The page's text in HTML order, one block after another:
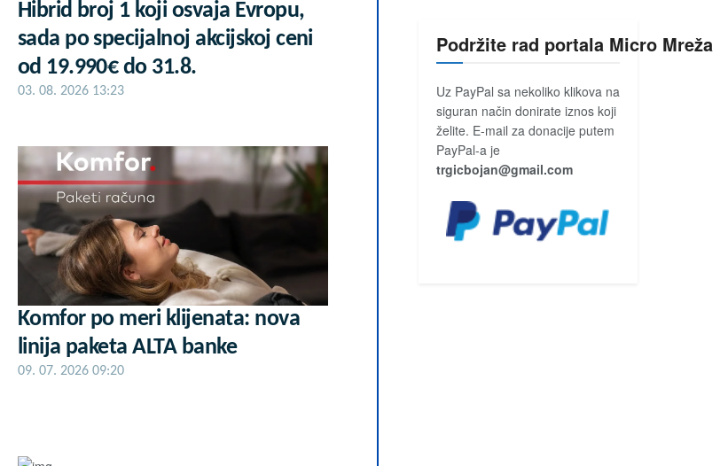
Hibrid broj 1 koji osvaja Evropu,
sada po specijalnoj akcijskoj ceni
od 19.990€ do 31.8.
03. 08. 2026 13:23
Komfor po meri klijenata: nova
linija paketa ALTA banke
09. 07. 2026 09:20
Podržite rad portala Micro Mreža
Uz PayPal sa nekoliko klikova na
siguran način donirate iznos koji
želite. E-mail za donacije putem
PayPal-a je
trgicbojan@gmail.com